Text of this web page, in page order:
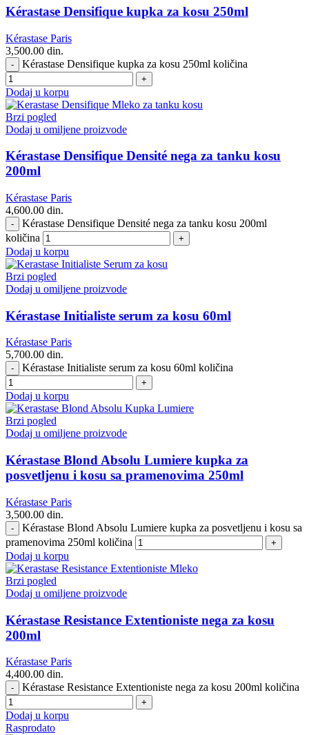
Kérastase Densifique kupka za kosu 250ml
Kérastase Paris
3,500.00 din.
Kérastase Densifique kupka za kosu 250ml količina
Dodaj u korpu
Brzi pogled
Dodaj u omiljene proizvode
Kérastase Densifique Densité nega za tanku kosu
200ml
Kérastase Paris
4,600.00 din.
Kérastase Densifique Densité nega za tanku kosu 200ml
količina
Dodaj u korpu
Brzi pogled
Dodaj u omiljene proizvode
Kérastase Initialiste serum za kosu 60ml
Kérastase Paris
5,700.00 din.
Kérastase Initialiste serum za kosu 60ml količina
Dodaj u korpu
Brzi pogled
Dodaj u omiljene proizvode
Kérastase Blond Absolu Lumiere kupka za
posvetljenu i kosu sa pramenovima 250ml
Kérastase Paris
3,500.00 din.
Kérastase Blond Absolu Lumiere kupka za posvetljenu i kosu sa
pramenovima 250ml količina
Dodaj u korpu
Brzi pogled
Dodaj u omiljene proizvode
Kérastase Resistance Extentioniste nega za kosu
200ml
Kérastase Paris
4,400.00 din.
Kérastase Resistance Extentioniste nega za kosu 200ml količina
Dodaj u korpu
Rasprodato